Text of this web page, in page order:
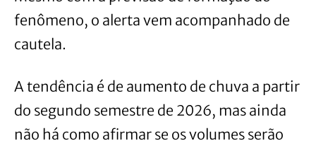
fenômeno, o alerta vem acompanhado de
cautela.
A tendência é de aumento de chuva a partir
do segundo semestre de 2026, mas ainda
não há como afirmar se os volumes serão